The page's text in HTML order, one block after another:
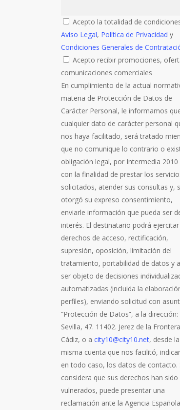
Acepto la totalidad de
Aviso Legal, Política de Privacidad y
Condiciones Generales de
Acepto recibir promociones,
comunicaciones comerciales
En cumplimiento de la actual
materia de Protección de Datos de
Carácter Personal, le informamos
cualquier dato de carácter personal
nos haya facilitado, será tratado
que no comunique lo contrario o
obligación legal, por Intermedia 2010
con la finalidad de prestar los
solicitados, atender sus consultas y,
otorgó su expreso consentimiento,
enviarle información que pueda ser
interés. El destinatario podrá ejercitar
derechos de acceso, rectificación,
supresión, oposición, limitación del
tratamiento, portabilidad de datos y
ser objeto de decisiones
automatizadas (incluida la
perfiles), enviando solicitud con
“Protección de Datos”, a la dirección:
Sevilla, 47. 11402. Jerez de la
Cádiz, o acity10@city10.net, desde la
misma cuenta que nos facilitó,
en todo caso, los datos de contacto.
considera que sus derechos han sido
vulnerados, puede presentar una
reclamación ante la Agencia